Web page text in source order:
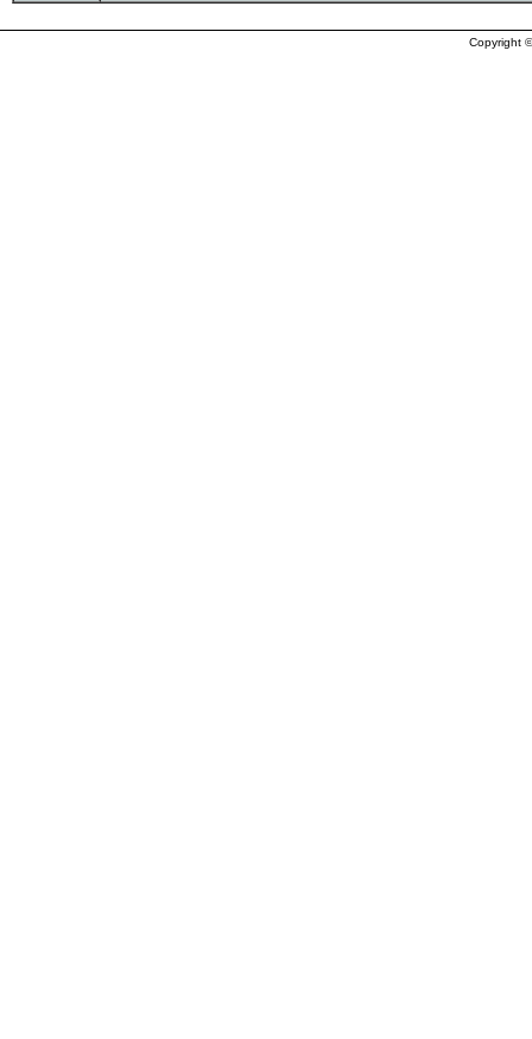
Copyright